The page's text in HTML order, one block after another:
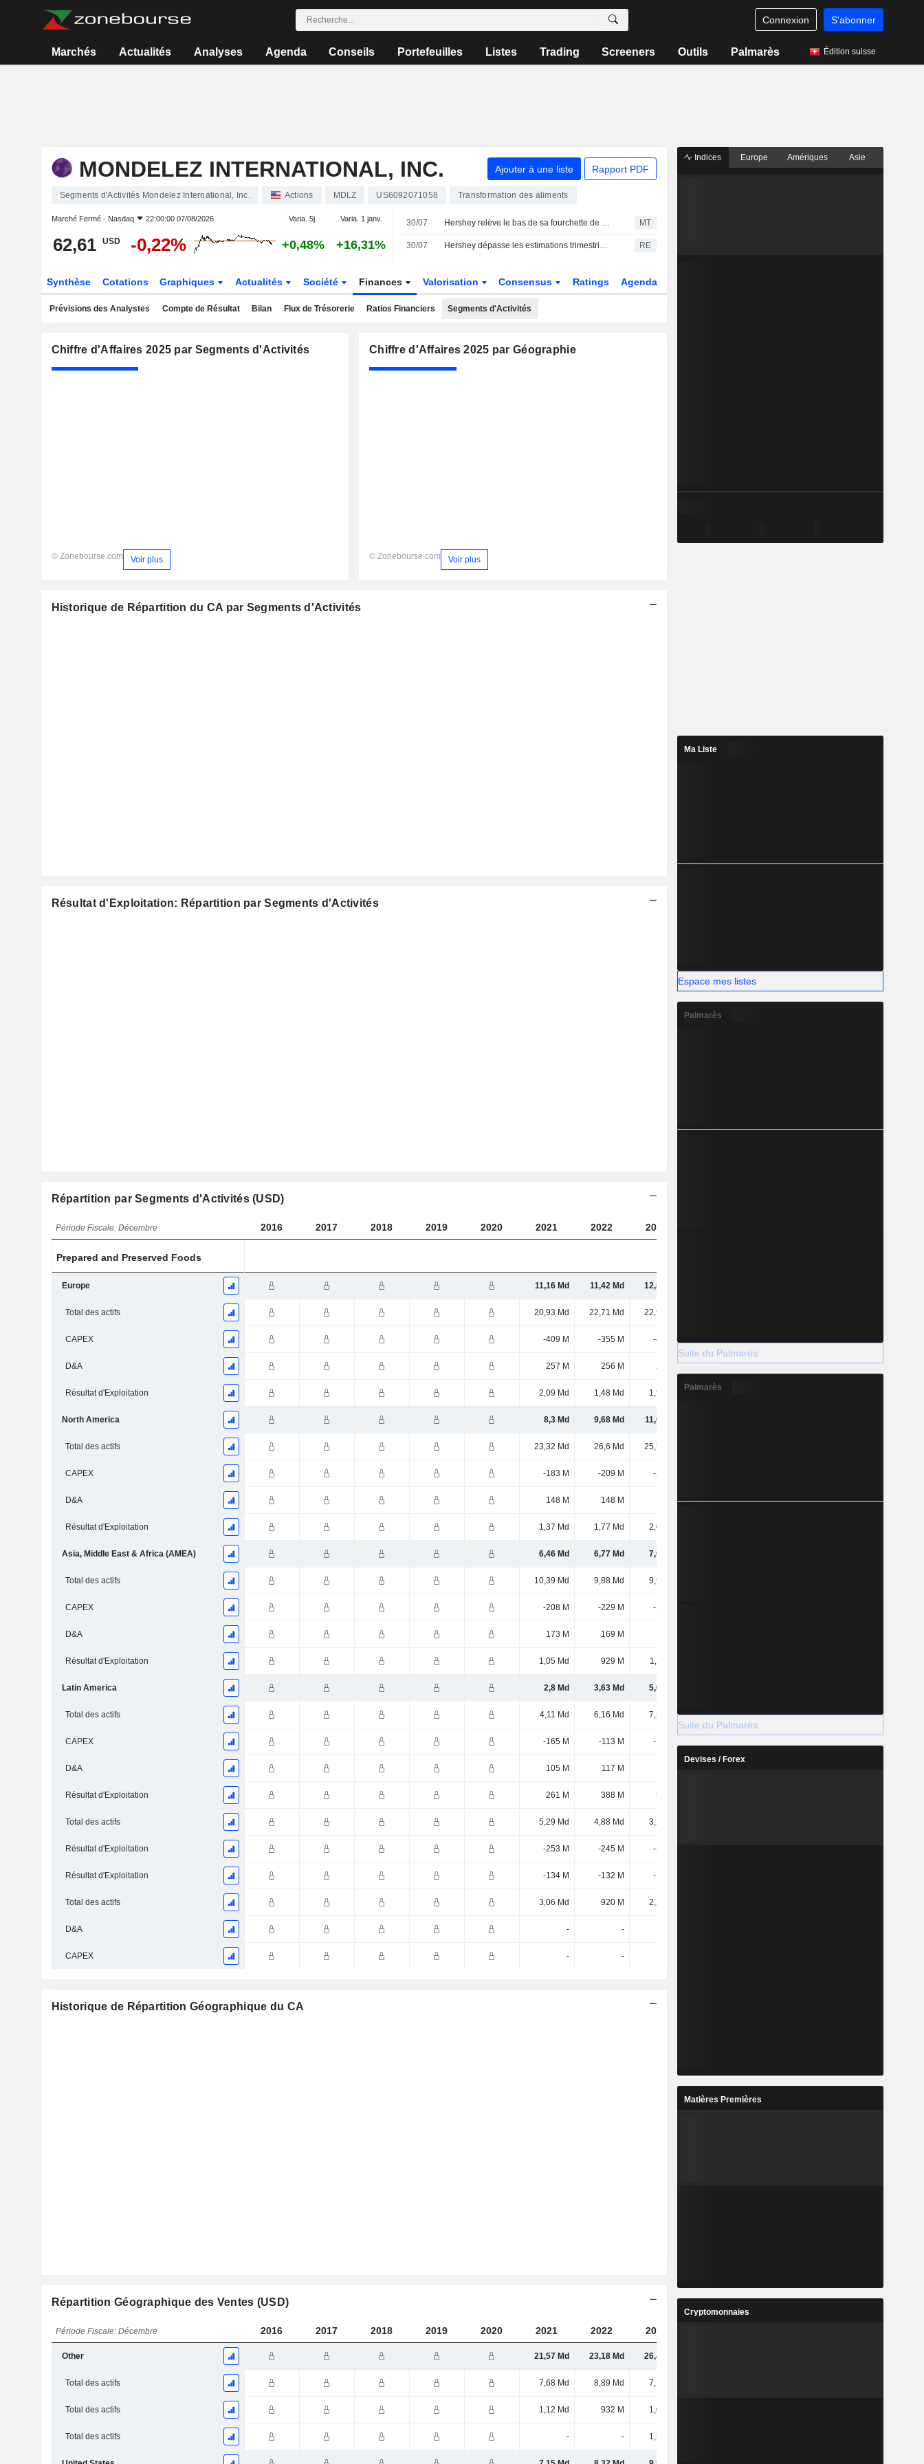
Connexion S'abonner
Marchés Actualités Analyses Agenda Conseils Portefeuilles Listes Trading Screeners Outils Palmarès Édition suisse
MONDELEZ INTERNATIONAL, INC. Ajouter à une liste Rapport PDF
Segments d'Activités Mondelez International, Inc. Actions MDLZ US6092071058 Transformation des aliments
Marché Fermé - Nasdaq 22:00:00 07/08/2026 Varia. 5j. Varia. 1 janv.
62,61 USD -0,22% +0,48% +16,31%
30/07 Hershey relève le bas de sa fourchette de prévisions annuelles après des résultats supérieurs aux attentes au deuxième trimestre MT
30/07 Hershey dépasse les estimations trimestrielles grâce à la hausse des prix et à la demande de snacks RE
Synthèse Cotations Graphiques Actualités Société Finances Valorisation Consensus Ratings Agenda
Prévisions des Analystes Compte de Résultat Bilan Flux de Trésorerie Ratios Financiers Segments d'Activités
Chiffre d'Affaires 2025 par Segments d'Activités
© Zonebourse.com Voir plus
Chiffre d'Affaires 2025 par Géographie
© Zonebourse.com Voir plus
Historique de Répartition du CA par Segments d'Activités
Résultat d'Exploitation: Répartition par Segments d'Activités
Répartition par Segments d'Activités (USD)
Période Fiscale: Décembre 2016 2017 2018 2019 2020 2021 2022 2023
Prepared and Preserved Foods
Europe 11,16 Md 11,42 Md 12,86 Md
Total des actifs 20,93 Md 22,71 Md 22,99 Md
CAPEX -409 M -355 M -415 M
D&A 257 M 256 M 255 M 275 M 315 M
Résultat d'Exploitation 2,09 Md 1,48 Md 1,98 Md 2,07 Md
North America 8,3 Md 9,68 Md 11,08 Md
Total des actifs 23,32 Md 26,6 Md 25,56 Md
CAPEX -183 M -209 M -267 M
D&A 148 M 148 M 161 M 177 M 177 M
Résultat d'Exploitation 1,37 Md 1,77 Md 2,09 Md
Asia, Middle East & Africa (AMEA) 6,46 Md 6,77 Md 7,08 Md
Total des actifs 10,39 Md 9,88 Md 9,96 Md
CAPEX -208 M -229 M -259 M
D&A 173 M 169 M
Résultat d'Exploitation 1,05 Md 929 M 1,11 Md
Latin America 2,8 Md 3,63 Md 5,01 Md
Total des actifs 4,11 Md 6,16 Md 7,36 Md - -
CAPEX -165 M -113 M -171 M
D&A 105 M 117 M
Résultat d'Exploitation 261 M 388 M 529 M
Total des actifs 5,29 Md 4,88 Md 3,24 Md
Résultat d'Exploitation -253 M -245 M -356 M
Résultat d'Exploitation -134 M -132 M -151 M
Total des actifs 3,06 Md 920 M 2,28 Md
D&A - -
CAPEX - -
Historique de Répartition Géographique du CA
Répartition Géographique des Ventes (USD)
Période Fiscale: Décembre 2016 2017 2018 2019 2020 2021 2022 2023
Other 21,57 Md 23,18 Md 26,44 Md
Total des actifs 7,68 Md 8,89 Md 7,74 Md
Total des actifs 1,12 Md 932 M 1,01 Md
Total des actifs - - 1,33 Md
Indices Europe Amériques Asie
Ma Liste
Espace mes listes
Palmarès
Suite du Palmarès
Palmarès
Suite du Palmarès
Devises / Forex
Matières Premières
Cryptomonnaies